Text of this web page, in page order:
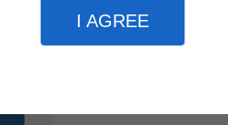
I AGREESaint-Ouen-
mais nos
partout à